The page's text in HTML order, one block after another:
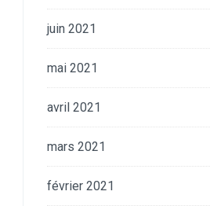
juin 2021
mai 2021
avril 2021
mars 2021
février 2021